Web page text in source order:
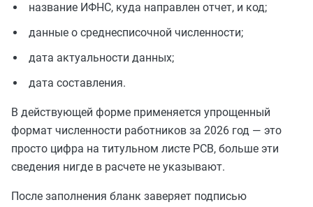
название ИФНС, куда направлен отчет, и код;
данные о среднесписочной численности;
дата актуальности данных;
дата составления.
В действующей форме применяется упрощенный
формат численности работников за 2026 год — это
просто цифра на титульном листе РСВ, больше эти
сведения нигде в расчете не указывают.
После заполнения бланк заверяет подписью